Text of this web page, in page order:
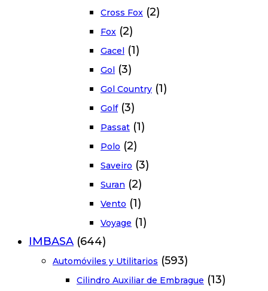
Cross Fox (2)
Fox (2)
Gacel (1)
Gol (3)
Gol Country (1)
Golf (3)
Passat (1)
Polo (2)
Saveiro (3)
Suran (2)
Vento (1)
Voyage (1)
IMBASA (644)
Automóviles y Utilitarios (593)
Cilindro Auxiliar de Embrague (13)